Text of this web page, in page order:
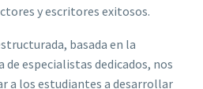
y escritores exitosos.
basada en la
de especialistas dedicados, nos
a los estudiantes a desarrollar